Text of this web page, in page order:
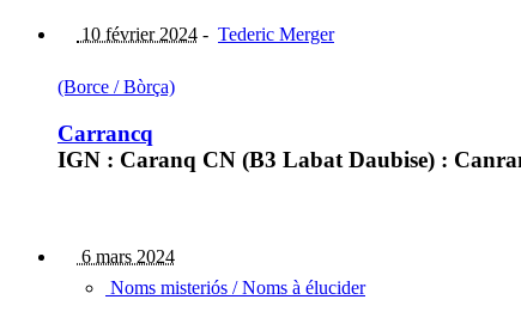
10 février 2024 - Tederic Merger
(Borce / Bòrça)
Carrancq
IGN : Caranq CN (B3 Labat Daubise) :
6 mars 2024
Noms misteriós / Noms à élucider